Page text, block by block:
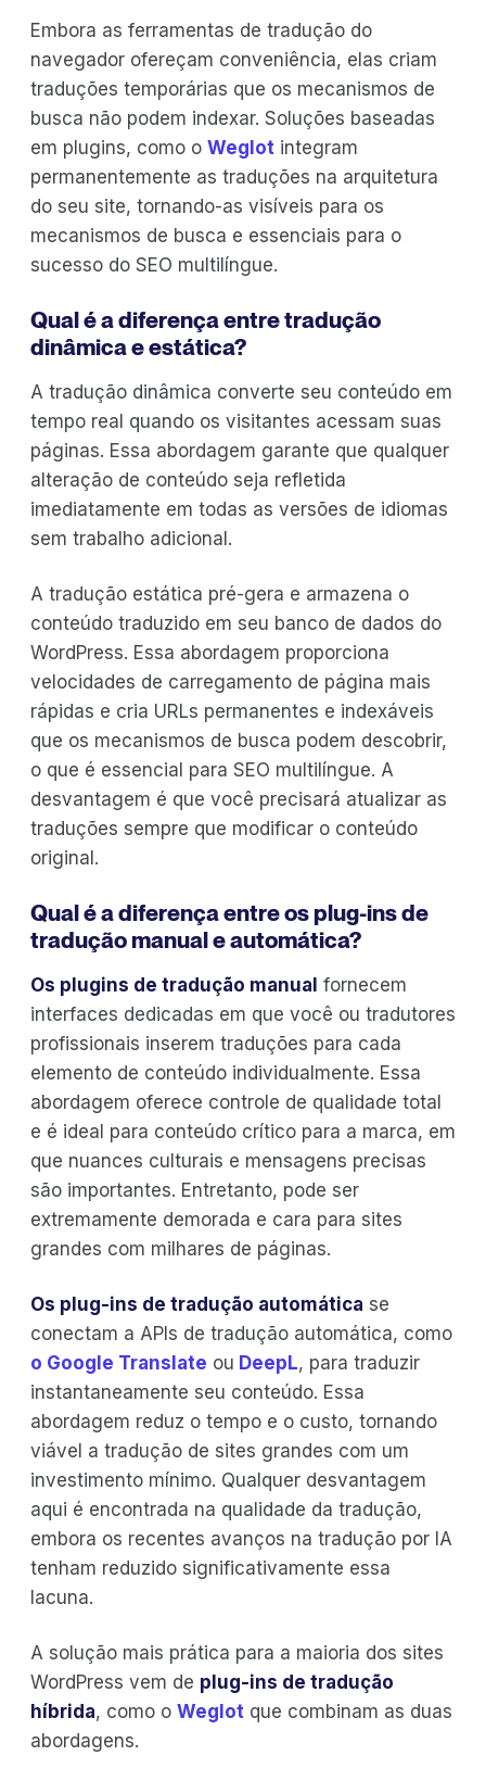
Embora as ferramentas de tradução do
navegador ofereçam conveniência, elas criam
traduções temporárias que os mecanismos de
busca não podem indexar. Soluções baseadas
em plugins, como o Weglot integram
permanentemente as traduções na arquitetura
do seu site, tornando-as visíveis para os
mecanismos de busca e essenciais para o
sucesso do SEO multilíngue.
Qual é a diferença entre tradução
dinâmica e estática?
A tradução dinâmica converte seu conteúdo em
tempo real quando os visitantes acessam suas
páginas. Essa abordagem garante que qualquer
alteração de conteúdo seja refletida
imediatamente em todas as versões de idiomas
sem trabalho adicional.
A tradução estática pré-gera e armazena o
conteúdo traduzido em seu banco de dados do
WordPress. Essa abordagem proporciona
velocidades de carregamento de página mais
rápidas e cria URLs permanentes e indexáveis
que os mecanismos de busca podem descobrir,
o que é essencial para SEO multilíngue. A
desvantagem é que você precisará atualizar as
traduções sempre que modificar o conteúdo
original.
Qual é a diferença entre os plug-ins de
tradução manual e automática?
Os plugins de tradução manual fornecem
interfaces dedicadas em que você ou tradutores
profissionais inserem traduções para cada
elemento de conteúdo individualmente. Essa
abordagem oferece controle de qualidade total
e é ideal para conteúdo crítico para a marca, em
que nuances culturais e mensagens precisas
são importantes. Entretanto, pode ser
extremamente demorada e cara para sites
grandes com milhares de páginas.
Os plug-ins de tradução automática se
conectam a APIs de tradução automática, como
o Google Translate ou DeepL, para traduzir
instantaneamente seu conteúdo. Essa
abordagem reduz o tempo e o custo, tornando
viável a tradução de sites grandes com um
investimento mínimo. Qualquer desvantagem
aqui é encontrada na qualidade da tradução,
embora os recentes avanços na tradução por IA
tenham reduzido significativamente essa
lacuna.
A solução mais prática para a maioria dos sites
WordPress vem de plug-ins de tradução
híbrida, como o Weglot que combinam as duas
abordagens.